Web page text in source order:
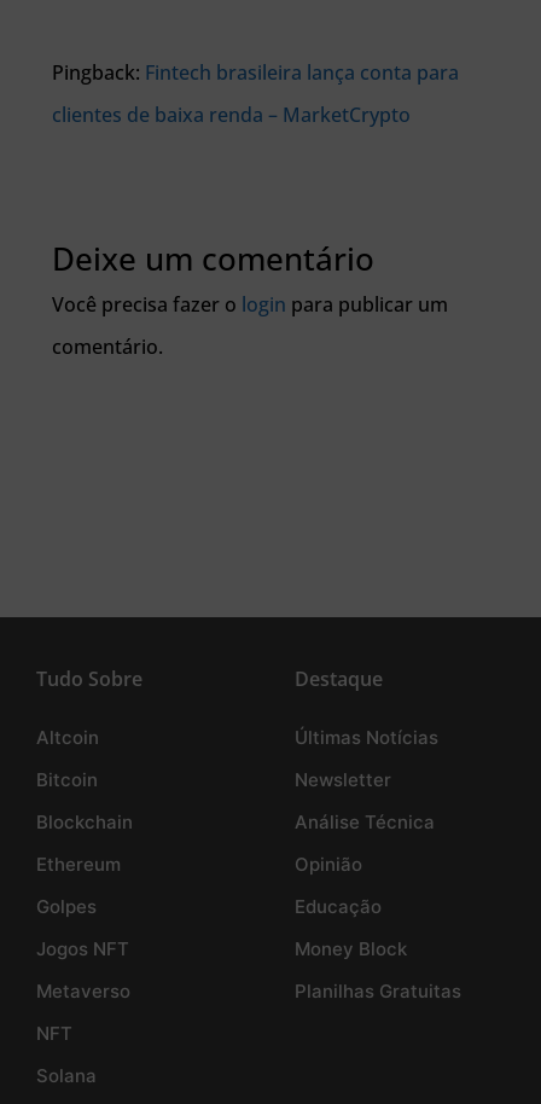
Pingback: Fintech brasileira lança conta para
clientes de baixa renda – MarketCrypto
Deixe um comentário
Você precisa fazer o login para publicar um
comentário.
Tudo Sobre
Altcoin
Bitcoin
Blockchain
Ethereum
Golpes
Jogos NFT
Metaverso
NFT
Solana
Destaque
Últimas Notícias
Newsletter
Análise Técnica
Opinião
Educação
Money Block
Planilhas Gratuitas